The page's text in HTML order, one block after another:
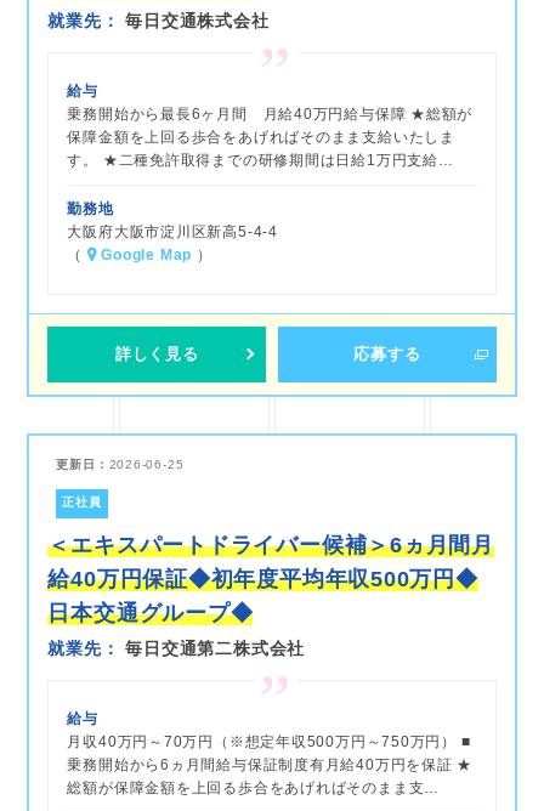
就業先 毎日交通株式会社
給与
乗務開始から最長6ヶ月間 月給40万円給与保障 ★総額が
保障金額を上回る歩合をあげればそのまま支給いたしま
す。 ★二種免許取得までの研修期間は日給1万円支給…
勤務地
大阪府大阪市淀川区新高5-4-4
（
Google Map ）
詳しく見る 応募する
更新日： 2026-06-25
正社員
＜エキスパートドライバー候補＞6ヵ月間月
給40万円保証◆初年度平均年収500万円◆
日本交通グループ◆
就業先 毎日交通第二株式会社
給与
月収40万円～70万円（※想定年収500万円～750万円） ■
乗務開始から6ヵ月間給与保証制度有月給40万円を保証 ★
総額が保障金額を上回る歩合をあげればそのまま支…